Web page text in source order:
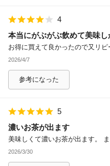
4
本当にがぶがぶ飲めて美味し
お得に買えて良かったので又リピ
2026/4/7
参考になった
5
濃いお茶が出ます
美味しくて濃いお茶が出ます。
2026/3/30